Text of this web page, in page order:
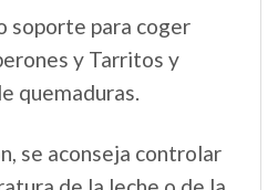
soporte para coger
y Tarritos y
quemaduras.
se aconseja controlar